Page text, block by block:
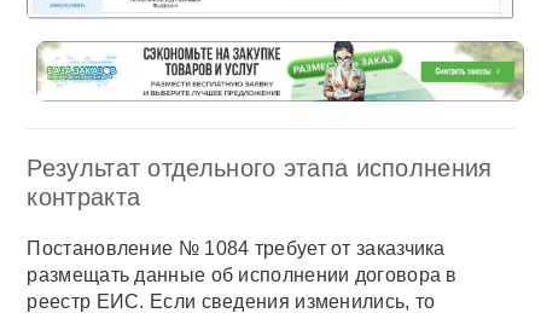
Результат отдельного этапа исполнения
контракта
Постановление № 1084 требует от заказчика
размещать данные об исполнении договора в
реестр ЕИС. Если сведения изменились, то